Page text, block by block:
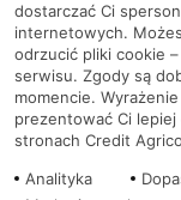
Regulamin serwisu
Mapa serwisu
PolitykaCookies
dostarczać Ci
internetowych.
odrzucić pliki cookie
serwisu. Zgody są
momencie.
prezentować Ci
stronach Credit
Analityka